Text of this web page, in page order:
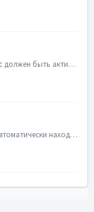
Важно! Для настройки интеграции у вас должен быть активный аккаунт в SIPSIM.BY. Подключение Для подключения Retail CRM достаточно пройти несколько ...
Стандартный режим работы Система автоматически находит контакт или компанию с указанным номером телефона, а также все связанные сущнонсти и добавляет зв...